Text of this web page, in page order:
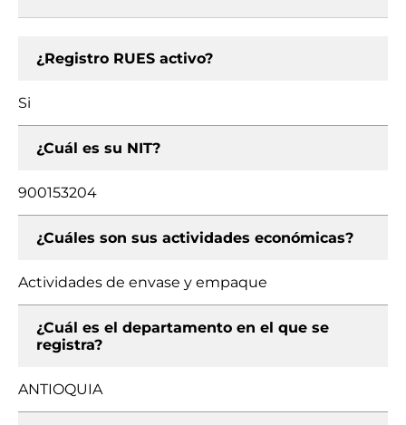
¿Registro RUES activo?
Si
¿Cuál es su NIT?
900153204
¿Cuáles son sus actividades económicas?
Actividades de envase y empaque
¿Cuál es el departamento en el que se
registra?
ANTIOQUIA